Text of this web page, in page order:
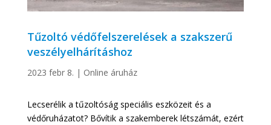
Tűzoltó védőfelszerelések a szakszerű
veszélyelhárításhoz
2023 febr 8. | Online áruház
Lecserélik a tűzoltóság speciális eszközeit és a
védőruházatot? Bővítik a szakemberek létszámát, ezért